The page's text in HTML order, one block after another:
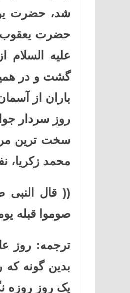
شد، حضرت
حضرت یعقوب
علیه
گشت و در
باران از
روز سردار
سخت ترین
محمد زکریا،
(( قال النبی
صوموا قبله
ترجمه: روز
بدین گونه که
یک روز روزه